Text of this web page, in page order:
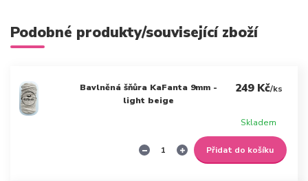
Podobné produkty/související zboží
Bavlněná šňůra KaFanta 9mm -
light beige
249 Kč/ks
Skladem
Přidat do košíku